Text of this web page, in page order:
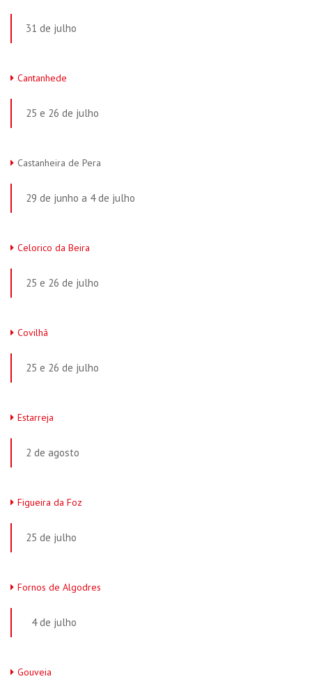
31 de julho
Cantanhede
25 e 26 de julho
Castanheira de Pera
29 de junho a 4 de julho
Celorico da Beira
25 e 26 de julho
Covilhã
25 e 26 de julho
Estarreja
2 de agosto
Figueira da Foz
25 de julho
Fornos de Algodres
4 de julho
Gouveia